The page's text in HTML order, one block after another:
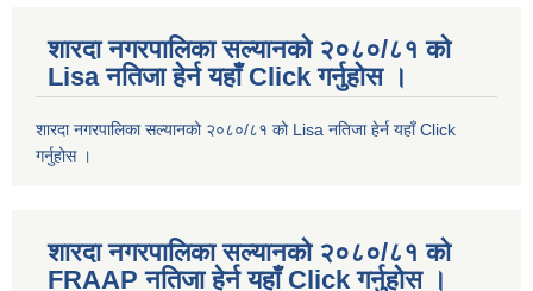
शारदा नगरपालिका सल्यानको २०८०/८१ को
Lisa नतिजा हेर्न यहाँ Click गर्नुहोस ।
शारदा नगरपालिका सल्यानको २०८०/८१ को Lisa नतिजा हेर्न यहाँ Click
गर्नुहोस ।
शारदा नगरपालिका सल्यानको २०८०/८१ को
FRAAP नतिजा हेर्न यहाँ Click गर्नुहोस ।